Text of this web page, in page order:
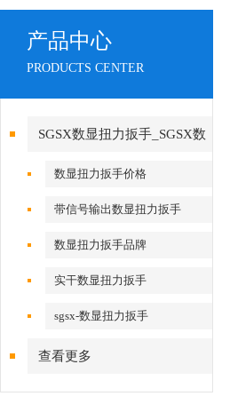
产品中心
PRODUCTS CENTER
SGSX数显扭力扳手_SGSX数
显扭力扳手
数显扭力扳手价格
带信号输出数显扭力扳手
数显扭力扳手品牌
实干数显扭力扳手
sgsx-数显扭力扳手
查看更多